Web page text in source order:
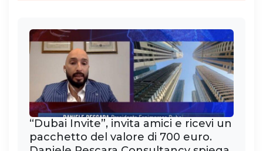
“Dubai Invite”, invita amici e ricevi un
pacchetto del valore di 700 euro.